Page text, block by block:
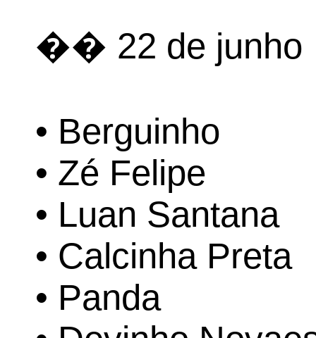
�� 22 de junho
• Berguinho
• Zé Felipe
• Luan Santana
• Calcinha Preta
• Panda